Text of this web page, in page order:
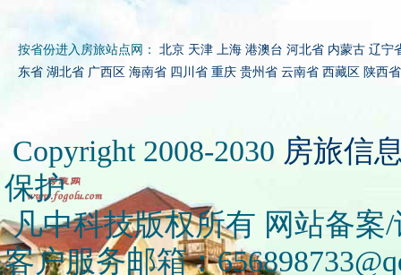
按省份进入房旅站点网： 北京 天津 上海 港澳台 河北省 内蒙古 辽宁
东省 湖北省 广西区 海南省 四川省 重庆 贵州省 云南省 西藏区 陕西省
Copyright 2008-2030 房旅信
保护
凡中科技版权所有 网站备案/
客户服务邮箱：